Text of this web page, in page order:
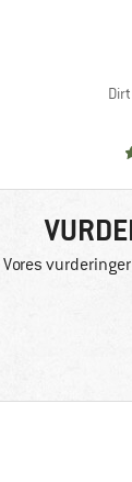
Vores